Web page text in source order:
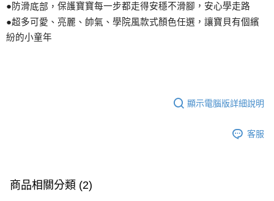
●防滑底部， 保護寶寶每一步都走得安穩不滑腳 ，安心學走路
●超多可愛、亮麗、帥氣、學院風款式顏色任選，讓寶貝有個繽
紛的小童年
顯示電腦版詳細說明
客服
商品相關分類 (2)